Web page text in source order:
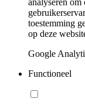
analyseren om
toestemming
op deze
Google
Functioneel